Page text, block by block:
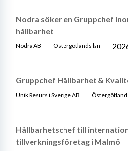
Nodra söker en Gruppchef
hållbarhet
Nodra AB Östergötlands län
Gruppchef Hållbarhet &
Unik Resurs i Sverige AB
Hållbarhetschef till
tillverkningsföretag i Malmö